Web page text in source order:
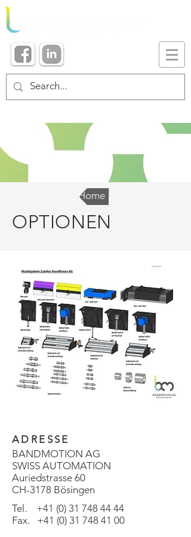
Home
OPTIONEN
ADRESSE
BANDMOTION AG
SWISS AUTOMATION
Auriedstrasse 60
CH-3178 Bösingen
Tel. +41 (0) 31 748 44 44
Fax. +41 (0) 31 748 41 00